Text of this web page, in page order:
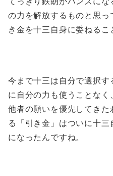
の力を解放するものと思
き金を十三自身に委ねるこ
今まで十三は自分で選択す
に自分の力も使うことなく
他者の願いを優先してき
る「引き金」はついに十三
になったんですね。